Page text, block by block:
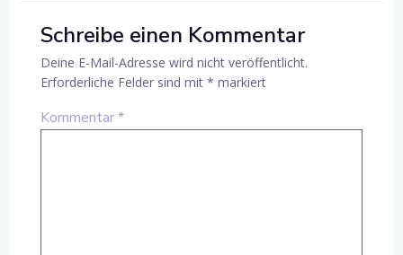
Schreibe einen Kommentar
Deine E-Mail-Adresse wird nicht veröffentlicht.
Erforderliche Felder sind mit * markiert
Kommentar*